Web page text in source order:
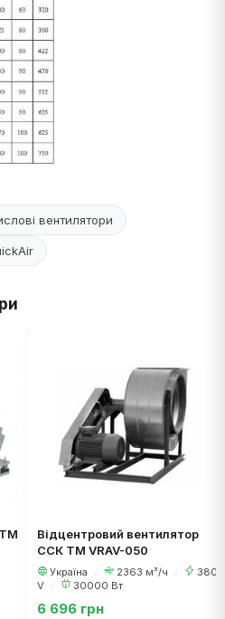
вентилятори
Відцентровий вентилятор
ССК ТМ VRAV-050
Україна 2363 м³/ч
380
V
30000 Вт
6 696 грн